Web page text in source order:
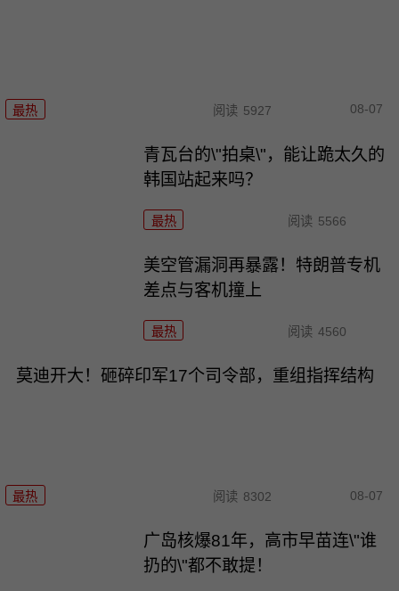
最热 阅读 5927 08-07
青瓦台的\"拍桌\"，能让跪太久的
韩国站起来吗？
最热 阅读 5566
美空管漏洞再暴露！特朗普专机
差点与客机撞上
最热 阅读 4560
莫迪开大！砸碎印军17个司令部，重组指挥结构
最热 阅读 8302 08-07
广岛核爆81年，高市早苗连\"谁
扔的\"都不敢提！